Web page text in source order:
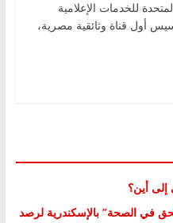
للخدمات الإعلامية
أول قناة وثائقية مصرية،
أين؟
في الصحة” بالإسكندرية لرصد